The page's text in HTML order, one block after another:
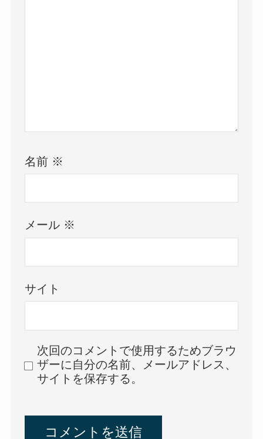
名前 ※
メール ※
サイト
次回のコメントで使用するためブラウ
ザーに自分の名前、メールアドレス、
サイトを保存する。